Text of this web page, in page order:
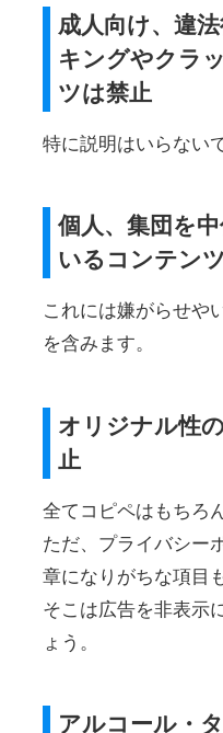
成人向け、違
キングやクラ
ツは禁止
特に説明はいらない
個人、集団を
いるコンテン
これには嫌がらせや
を含みます。
オリジナル性
止
全てコピペはもちろ
ただ、プライバシー
章になりがちな項目
そこは広告を非表示
ょう。
アルコール・